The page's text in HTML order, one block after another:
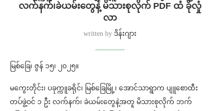
လက်နက်၊ခဲယမ်းတွေနဲ့ မိသားစုလိုက် PDF ထံ ခိုလှုံ
လာ
written by ဒိန်းဂျား
မြစ်ခြေ၊ ဇွန် ၁၅၊ ၂၀၂၅။
မကွေးတိုင်း၊ ပခုက္ကူခရိုင်၊ မြစ်ခြေမြို့၊ အောင်သာရွာက ပျူစောထီး
တပ်ဖွဲ့ဝင် ၁ ဦး လက်နက်၊ ခဲယမ်းတွေနဲ့အတူ မိသားစုလိုက် ဘက်